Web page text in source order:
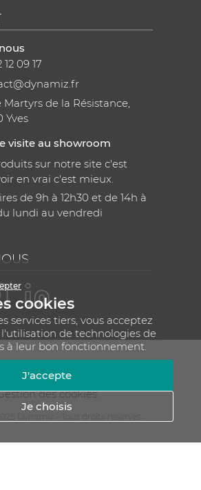
09 17
Martyrs de la Résistance,
Yves
visite au showroom
sur notre site c'est
en vrai c'est mieux.
de 9h à 12h30 et de 14h à
lundi au vendredi
de vos données personnelles
des cookies
cookies
services tiers, vous acceptez
de technologies de
à leur bon fonctionnement.
Je choisis
J'accepte